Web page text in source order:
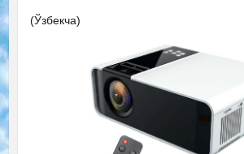
(Ўзбекча)